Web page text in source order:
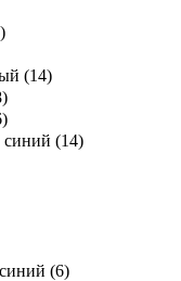
)
(14)
)
)
(14)
(6)